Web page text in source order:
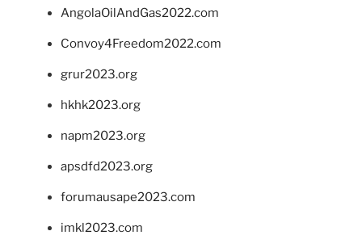
AngolaOilAndGas2022.com
Convoy4Freedom2022.com
grur2023.org
hkhk2023.org
napm2023.org
apsdfd2023.org
forumausape2023.com
imkl2023.com